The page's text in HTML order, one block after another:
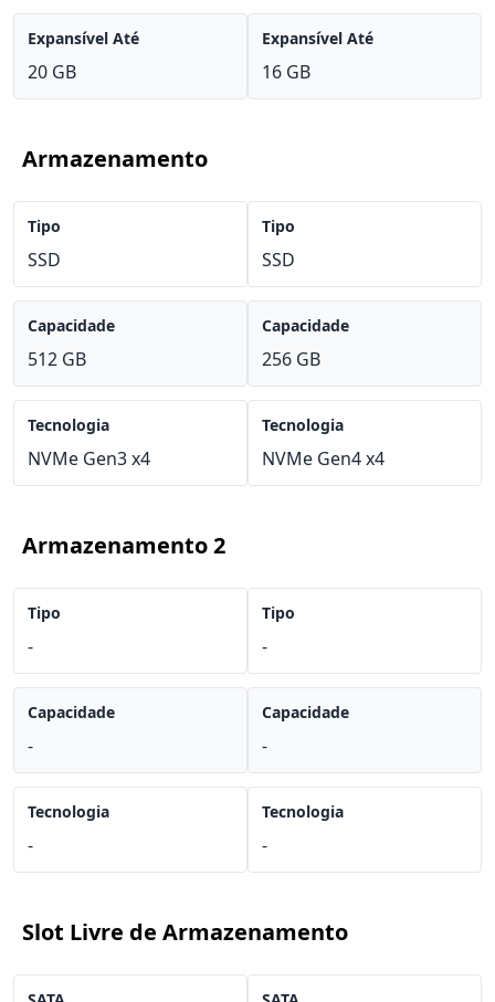
Expansível Até
20 GB
Expansível Até
16 GB
Armazenamento
Tipo
SSD
Capacidade
512 GB
Tecnologia
NVMe Gen3 x4
Tipo
SSD
Capacidade
256 GB
Tecnologia
NVMe Gen4 x4
Armazenamento 2
Tipo
-
Capacidade
-
Tecnologia
-
Tipo
-
Capacidade
-
Tecnologia
-
Slot Livre de Armazenamento